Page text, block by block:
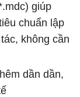
giúp
chuẩn lập
không cần
dần dần,